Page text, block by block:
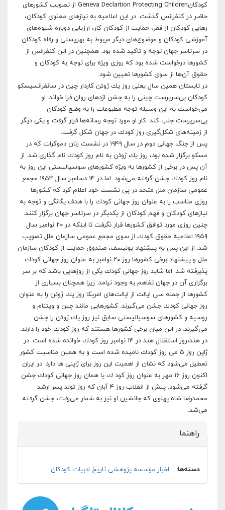
كودكانGeneva Declartion Protecting Children از تصويب كشورهاى
حاضر در كنفرانس گذشت. در اين اعلاميه به نيازهاى معنوى كودكان،
رهايى كودكان از فقر،‌ حمايت از كودكان كار، ‌ارزيابى دوباره شيوه‌هاى
آموزشى كودكان و موضوع‌هاى ديگر مربوط به بهزيستى و رفاه كودكان
در سرتاسر جهان توجه و تاكيد شده بود. همچنين در اين كنفرانس از
كشورها درخواست شده بود كه روزى ويژه براى توجه به كودكان و
حقوق آن‌ها از سوى كشورها تعيين شود.
در تابستان همين سال يعنى روز يك ژوئن كاردار چين در سانفرانسيسكو
كودكان بى‌سرپرست چينى را به جشن اژدهاى روان فرا خواند. او
مى‌خواست به اين وسيله توجه مطبوعات را به وضع كودكان
بى‌سرپرست جلب كند. كار او مورد توجه رسانه‌ها قرار گرفت و يكى ديگر
از زمينه‌هاى شكل‌گيرى روز كودك در جهان شكل گرفت.
پس از جنگ جهانى دوم در سال ١٩٤٩ در نشست زنان دموكرات كه در
مسكو برگزار شده بود،‌ روز يك ژوئن به نام روز كودك نام گذارى شد. از
آن پس در برخى از كشورها به ويژه كشورهاى سوسياليستى اين روز به
نام روز كودك جشن گرفته مى‌شود. اما در ١٤ دسامبر سال ١٩٥٤ مجمع
عمومى سازمان ملل متحد در پى نشست خود اعلام كرد كه كشورها
روزى مناسب را به عنوان روز جهانى كودك را با هدف يگانگى و توجه به
نيازهاى كودكان و فهم كودكان از يكديگر در سرتاسر جهان برگزار كنند.
چنين روزى مورد توافق كشورها قرار نگرفت تا اينكه در ٢٠ نوامبر سال
١٩٥٩ اعلاميه حقوق كودك از سوى مجمع عمومى سازمان ملل تصويب
شد. از اين پس به پيشنهاد يونيسف،‌ صندوق حمايت از كودكان سازمان
ملل و پيشنهاد برخى كشورها روز ٢٠ نوامبر به عنوان روز جهانى كودك
پذيرفته شد. اما شايد روز جهانى كودك يكى از روزهايى باشد كه بر سر
برگزارى آن در جهان تفاهم به وجود نيامد. زيرا همچنان بسيارى از
كشورها از جمله سى ايالت از ايالت‌هاى امريكا روز يك ژوئن را به عنوان
روز جهانى كودك جشن مى‌گيرند. كشورهايى مانند چين و ويتنام و
روسيه و كشورهاى سوسياليستى سابق نيز روز يك ژوئن را جشن
مى‌گيرند. در اين ميان برخى كشورها هستند كه روز كودك خود را دارند.
در هند،‌روز استقلال هند در ١٤ نوامبر روز كودك خوانده شده است. در
ژاپن روز ٥ مى‌ روز كودك ناميده شده است و به همين مناسبت كشور
تعطيل مى‌شود كه نشان از اهميت اين روز براى ژاپنى ها دارد. در ايران
اكنون روز ١٦ مهر به عنوان روز كود ك يا همان روز جهانى كودك جشن
گرفته مى‌شود. پيش از انقلاب روز ٤ آبان كه روز تولد پسر ارشد
محمدرضا شاه پهلوى كه جانشين او نيز به شمار مى‌رفت، ‌جشن گرفته
مى‌شد.
پنهان کن
راهنما
دسته‌ها: اخبار مؤسسه پژوهشی تاریخ ادبیات کودکان